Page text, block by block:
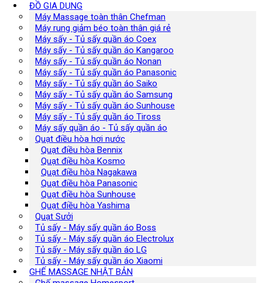
ĐỒ GIA DỤNG
Máy Massage toàn thân Chefman
Máy rung giảm béo toàn thân giá rẻ
Máy sấy - Tủ sấy quần áo Coex
Máy sấy - Tủ sấy quần áo Kangaroo
Máy sấy - Tủ sấy quần áo Nonan
Máy sấy - Tủ sấy quần áo Panasonic
Máy sấy - Tủ sấy quần áo Saiko
Máy sấy - Tủ sấy quần áo Samsung
Máy sấy - Tủ sấy quần áo Sunhouse
Máy sấy - Tủ sấy quần áo Tiross
Máy sấy quần áo - Tủ sấy quần áo
Quạt điều hòa hơi nước
Quạt điều hòa Bennix
Quạt điều hòa Kosmo
Quạt điều hòa Nagakawa
Quạt điều hòa Panasonic
Quạt điều hòa Sunhouse
Quạt điều hòa Yashima
Quạt Sưởi
Tủ sấy - Máy sấy quần áo Boss
Tủ sấy - Máy sấy quần áo Electrolux
Tủ sấy - Máy sấy quần áo LG
Tủ sấy - Máy sấy quần áo Xiaomi
GHẾ MASSAGE NHẬT BẢN